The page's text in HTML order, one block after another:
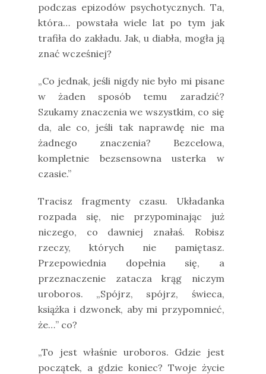
podczas epizodów psychotycznych. Ta,
która… powstała wiele lat po tym jak
trafiła do zakładu. Jak, u diabła, mogła ją
znać wcześniej?
„Co jednak, jeśli nigdy nie było mi pisane
w żaden sposób temu zaradzić?
Szukamy znaczenia we wszystkim, co się
da, ale co, jeśli tak naprawdę nie ma
żadnego znaczenia? Bezcelowa,
kompletnie bezsensowna usterka w
czasie.”
Tracisz fragmenty czasu. Układanka
rozpada się, nie przypominając już
niczego, co dawniej znałaś. Robisz
rzeczy, których nie pamiętasz.
Przepowiednia dopełnia się, a
przeznaczenie zatacza krąg niczym
uroboros. „Spójrz, spójrz, świeca,
książka i dzwonek, aby mi przypomnieć,
że…” co?
„To jest właśnie uroboros. Gdzie jest
początek, a gdzie koniec? Twoje życie